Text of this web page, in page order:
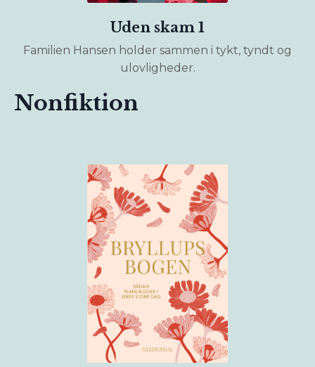
Uden skam 1
Familien Hansen holder sammen i tykt, tyndt og
ulovligheder.
Nonfiktion